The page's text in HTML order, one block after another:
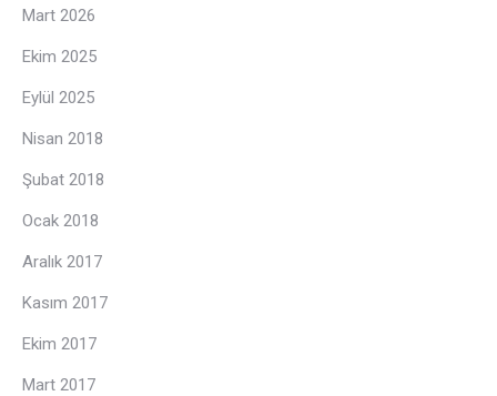
Mart 2026
Ekim 2025
Eylül 2025
Nisan 2018
Şubat 2018
Ocak 2018
Aralık 2017
Kasım 2017
Ekim 2017
Mart 2017